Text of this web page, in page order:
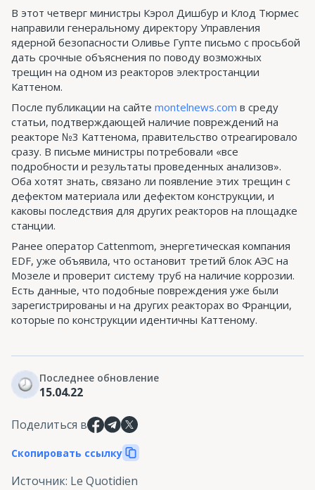
В этот четверг министры Кэрол Дишбур и Клод Тюрмес
направили генеральному директору Управления
ядерной безопасности Оливье Гупте письмо с просьбой
дать срочные объяснения по поводу возможных
трещин на одном из реакторов электростанции
Каттеном.
После публикации на сайте montelnews.com в среду
статьи, подтверждающей наличие повреждений на
реакторе №3 Каттенома, правительство отреагировало
сразу. В письме министры потребовали «все
подробности и результаты проведенных анализов».
Оба хотят знать, связано ли появление этих трещин с
дефектом материала или дефектом конструкции, и
каковы последствия для других реакторов на площадке
станции.
Ранее оператор Cattenmom, энергетическая компания
EDF, уже объявила, что остановит третий блок АЭС на
Мозеле и проверит систему труб на наличие коррозии.
Есть данные, что подобные повреждения уже были
зарегистрированы и на других реакторах во Франции,
которые по конструкции идентичны Каттеному.
Последнее обновление
15.04.22
Поделиться в
Скопировать ссылку
Источник: Le Quotidien